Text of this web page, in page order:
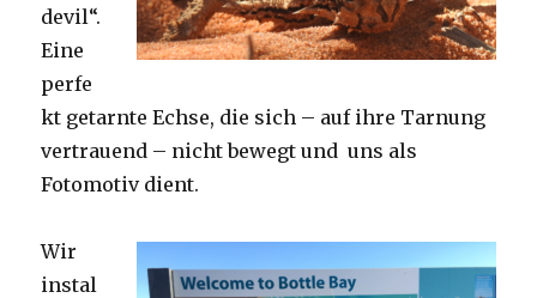
devil“.
Eine
perfe
kt getarnte Echse, die sich – auf ihre Tarnung
vertrauend – nicht bewegt und uns als
Fotomotiv dient.
Wir
instal